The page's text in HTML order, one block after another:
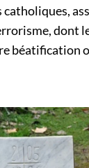
dont
béatification